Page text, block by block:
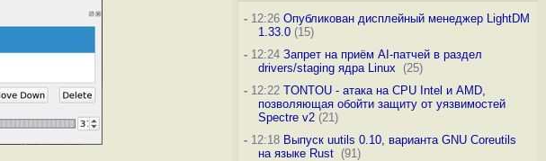
-12:26 Опубликован дисплейный менеджер LightDM
1.33.0(15)
-12:24 Запрет на приём AI-патчей в раздел
drivers/staging ядра Linux
(25)
-12:22 TONTOU - атака на CPU Intel и AMD,
позволяющая обойти защиту от уязвимостей
Spectre v2(21)
-12:18 Выпуск uutils 0.10, варианта GNU Coreutils
на языке Rust (91)